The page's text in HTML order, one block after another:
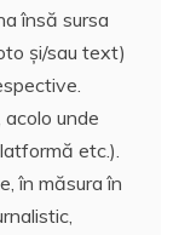
însă sursa
și/sau text)
unde
etc.).
în măsura în